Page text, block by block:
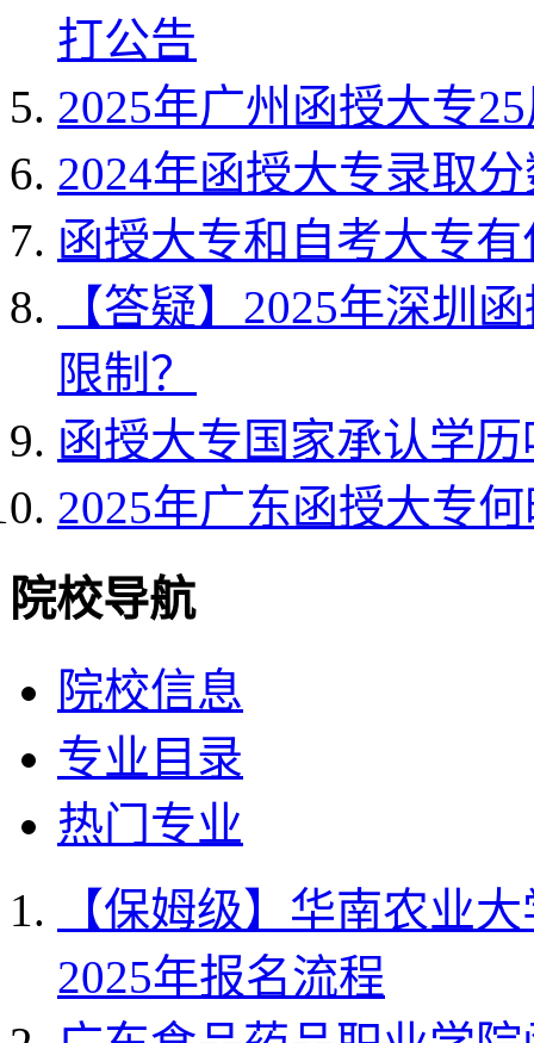
打公告
2025年广州函授大专
2024年函授大专录取
函授大专和自考大专
【答疑】2025年深圳
限制？
函授大专国家承认学历
2025年广东函授大专
院校导航
院校信息
专业目录
热门专业
【保姆级】华南农业
2025年报名流程